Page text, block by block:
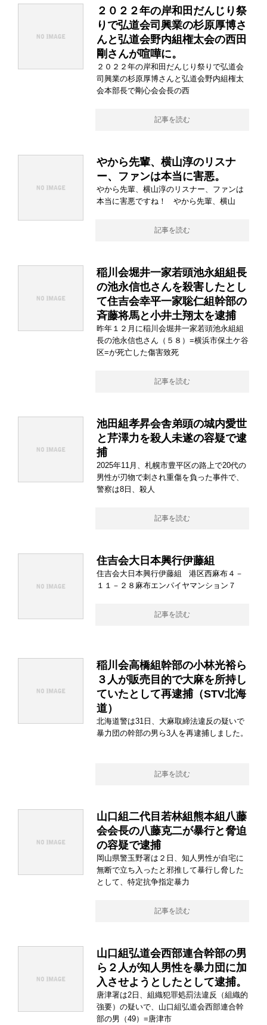
２０２２年の岸和田だんじり祭
りで弘道会司興業の杉原厚博さ
んと弘道会野内組権太会の西田
剛さんが喧嘩に。
２０２２年の岸和田だんじり祭りで弘道会
司興業の杉原厚博さんと弘道会野内組権太
会本部長で剛心会会長の西
記事を読む
やから先輩、横山淳のリスナ
ー、ファンは本当に害悪。
やから先輩、横山淳のリスナー、ファンは
本当に害悪ですね！ やから先輩、横山
記事を読む
稲川会堀井一家若頭池永組組長
の池永信也さんを殺害したとし
て住吉会幸平一家聡仁組幹部の
斉藤将馬と小井土翔太を逮捕
昨年１２月に稲川会堀井一家若頭池永組組
長の池永信也さん（５８）=横浜市保土ケ谷
区=が死亡した傷害致死
記事を読む
池田組孝昇会舎弟頭の城内愛世
と芹澤力を殺人未遂の容疑で逮
捕
2025年11月、札幌市豊平区の路上で20代の
男性が刃物で刺され重傷を負った事件で、
警察は8日、殺人
記事を読む
住吉会大日本興行伊藤組
住吉会大日本興行伊藤組 港区西麻布４－
１１－２８麻布エンパイヤマンション７
記事を読む
稲川会高橋組幹部の小林光裕ら
３人が販売目的で大麻を所持し
ていたとして再逮捕（STV北海
道）
北海道警は31日、大麻取締法違反の疑いで
暴力団の幹部の男ら3人を再逮捕しました。
記事を読む
山口組二代目若林組熊本組八藤
会会長の八藤克二が暴行と脅迫
の容疑で逮捕
岡山県警玉野署は２日、知人男性が自宅に
無断で立ち入ったと邪推して暴行し脅した
として、特定抗争指定暴力
記事を読む
山口組弘道会西部連合幹部の男
ら２人が知人男性を暴力団に加
入させようとしたとして逮捕。
唐津署は2日、組織犯罪処罰法違反（組織的
強要）の疑いで、山口組弘道会西部連合幹
部の男（49）=唐津市